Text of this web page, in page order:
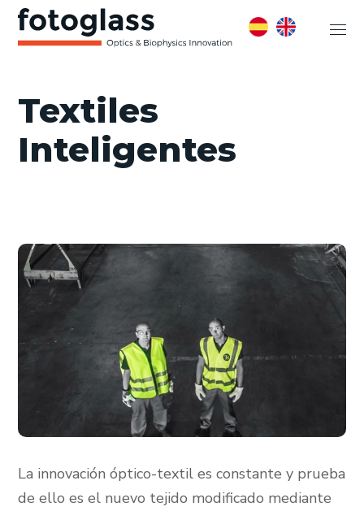
Textiles
Inteligentes
La innovación óptico-textil es constante y prueba
de ello es el nuevo tejido modificado mediante